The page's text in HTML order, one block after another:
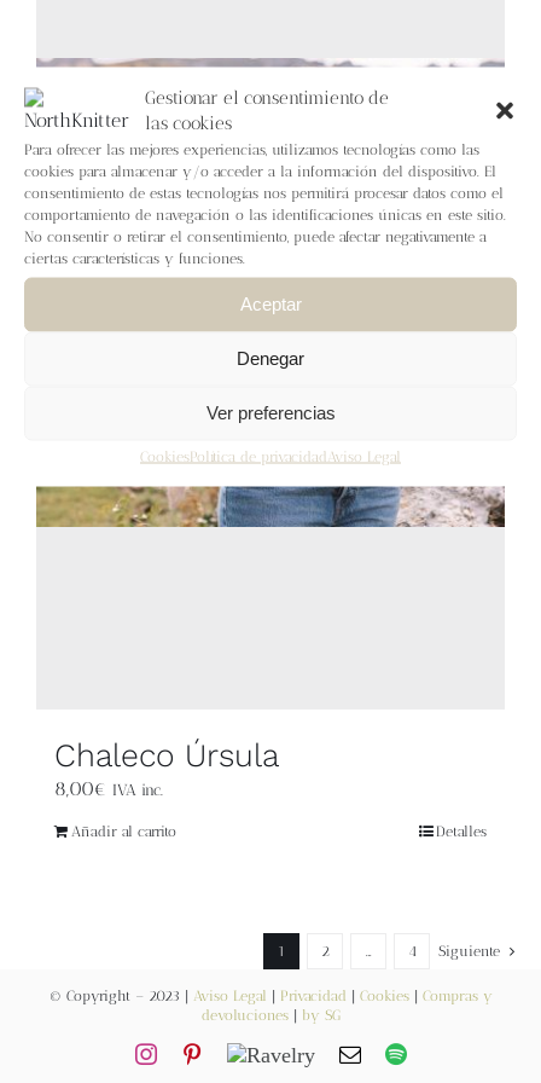
Gestionar el consentimiento de
las cookies
Para ofrecer las mejores experiencias, utilizamos tecnologías como las
cookies para almacenar y/o acceder a la información del dispositivo. El
consentimiento de estas tecnologías nos permitirá procesar datos como el
comportamiento de navegación o las identificaciones únicas en este sitio.
No consentir o retirar el consentimiento, puede afectar negativamente a
ciertas características y funciones.
Aceptar
Denegar
Ver preferencias
CookiesPolítica de privacidad Aviso Legal
Newsletter
Carrito
Mi cuenta
Chaleco Úrsula
8,00€ IVA inc.
Añadir al carrito Detalles
1 2 4 Siguiente
© Copyright – 2023 | Aviso Legal | Privacidad | Cookies| Compras y
devoluciones| by SG